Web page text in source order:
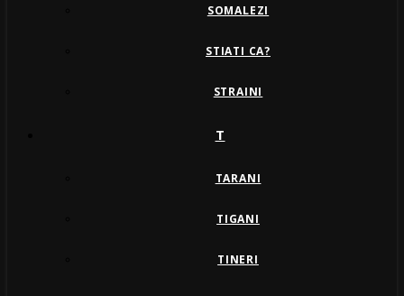
SOMALEZI
STIATI CA?
STRAINI
T
TARANI
TIGANI
TINERI